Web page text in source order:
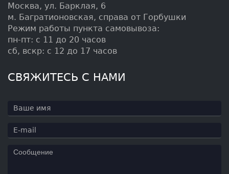
Москва, ул. Барклая, 6
м. Багратионовская, справа от Горбушки
Режим работы пункта самовывоза:
пн-пт: с 11 до 20 часов
сб, вскр: с 12 до 17 часов
СВЯЖИТЕСЬ С НАМИ